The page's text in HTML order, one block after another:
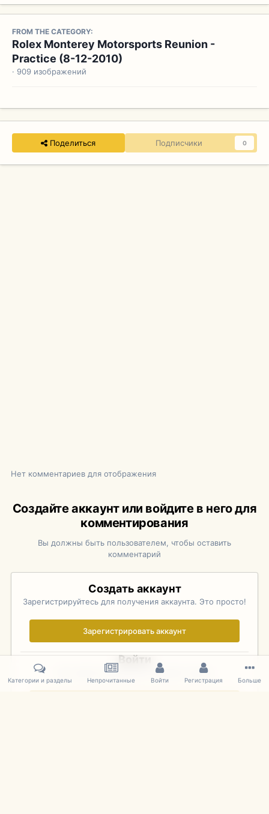
FROM THE CATEGORY:
Rolex Monterey Motorsports Reunion -
Practice (8-12-2010)
· 909 изображений
Поделиться Подписчики 0
Нет комментариев для отображения
Создайте аккаунт или войдите в него для
комментирования
Вы должны быть пользователем, чтобы оставить
комментарий
Создать аккаунт
Зарегистрируйтесь для получения аккаунта. Это просто!
Зарегистрировать аккаунт
Войти
Уже зарегистрированы? Войдите здесь.
Категории и разделы Непрочитанные Войти Регистрация Больше